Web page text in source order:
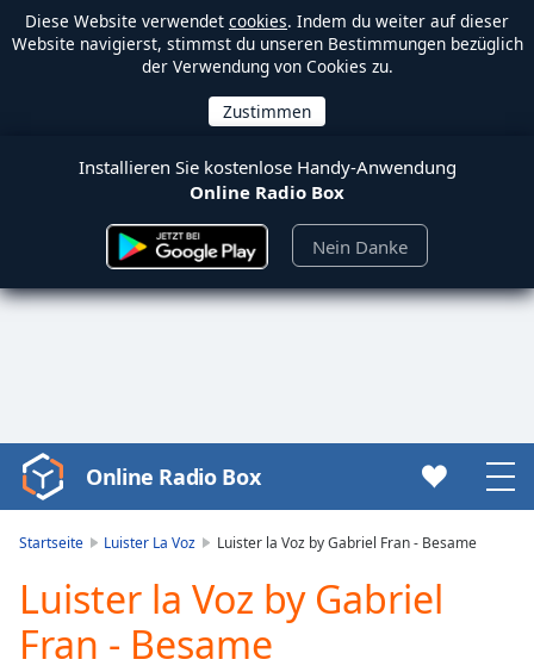
Diese Website verwendet cookies. Indem du weiter auf dieser
Website navigierst, stimmst du unseren Bestimmungen bezüglich
der Verwendung von Cookies zu.
Installieren Sie kostenlose Handy-Anwendung
Online Radio Box
Nein Danke
Video
Player
Play
Video
Play
Online Radio Box
Startseite Luister La Voz Luister la Voz by Gabriel Fran - Besame
Luister la Voz by Gabriel
Fran - Besame